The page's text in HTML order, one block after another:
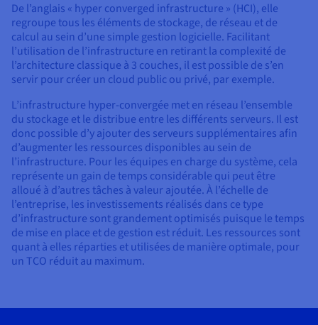
De l’anglais « hyper converged infrastructure » (HCI), elle
regroupe tous les éléments de stockage, de réseau et de
calcul au sein d’une simple gestion logicielle. Facilitant
l’utilisation de l’infrastructure en retirant la complexité de
l’architecture classique à 3 couches, il est possible de s’en
servir pour créer un cloud public ou privé, par exemple.
L’infrastructure hyper-convergée met en réseau l’ensemble
du stockage et le distribue entre les différents serveurs. Il est
donc possible d’y ajouter des serveurs supplémentaires afin
d’augmenter les ressources disponibles au sein de
l’infrastructure. Pour les équipes en charge du système, cela
représente un gain de temps considérable qui peut être
alloué à d’autres tâches à valeur ajoutée. À l’échelle de
l’entreprise, les investissements réalisés dans ce type
d’infrastructure sont grandement optimisés puisque le temps
de mise en place et de gestion est réduit. Les ressources sont
quant à elles réparties et utilisées de manière optimale, pour
un TCO réduit au maximum.